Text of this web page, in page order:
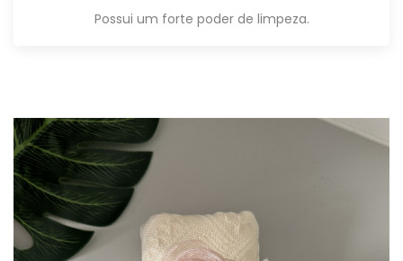
Possui um forte poder de limpeza.